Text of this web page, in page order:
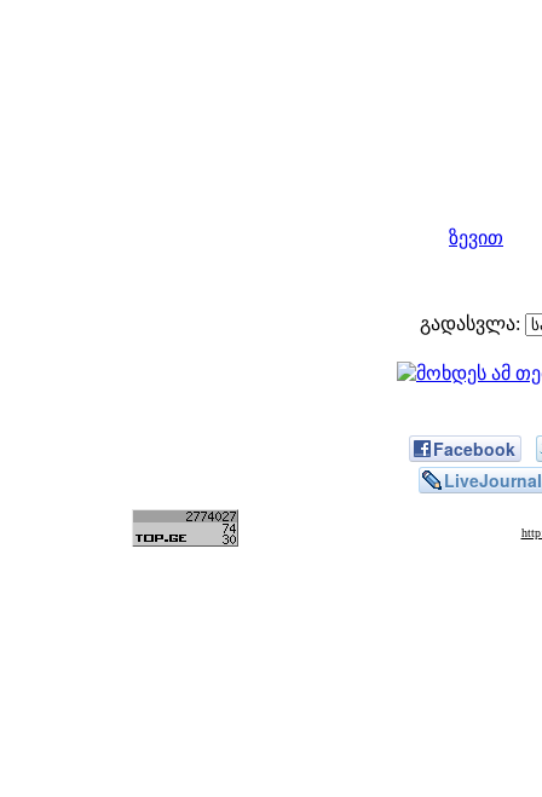
ზევით
გადასვლა:
Facebook
LiveJournal